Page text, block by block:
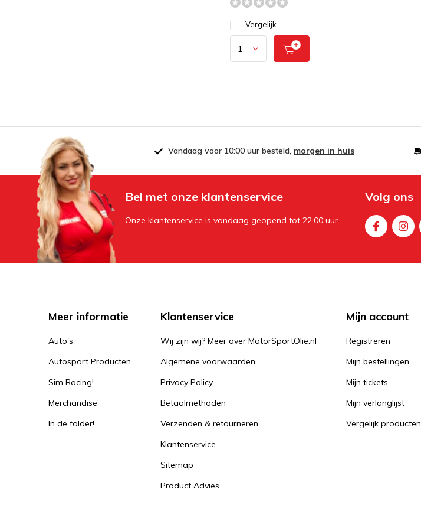
Vergelijk
Vandaag voor 10:00 uur besteld, morgen in huis
Bel met onze klantenservice
Onze klantenservice is vandaag geopend tot 22:00 uur.
Volg ons
Meer informatie
Auto's
Autosport Producten
Sim Racing!
Merchandise
In de folder!
Klantenservice
Wij zijn wij? Meer over MotorSportOlie.nl
Algemene voorwaarden
Privacy Policy
Betaalmethoden
Verzenden & retourneren
Klantenservice
Sitemap
Product Advies
Mijn account
Registreren
Mijn bestellingen
Mijn tickets
Mijn verlanglijst
Vergelijk producten